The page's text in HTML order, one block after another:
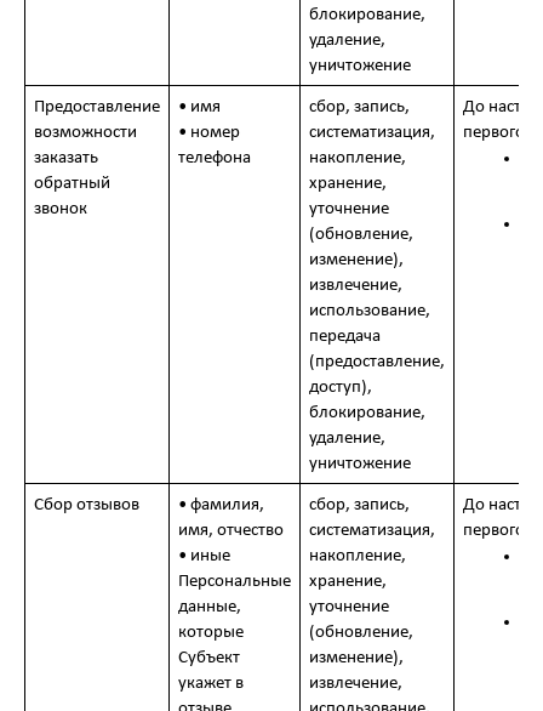
блокирование,
удаление,
уничтожение
Предоставление
возможности
заказать
обратный
звонок
• имя
• номер
телефона
сбор, запись,
систематизация,
накопление,
хранение,
уточнение
(обновление,
изменение),
извлечение,
использование,
передача
(предоставление,
доступ),
блокирование,
удаление,
уничтожение
До
первого
Сбор отзывов
• фамилия,
имя, отчество
• иные
Персональные
данные,
которые
Субъект
укажет в
сбор, запись,
систематизация,
накопление,
хранение,
уточнение
(обновление,
изменение),
извлечение,
До
первого